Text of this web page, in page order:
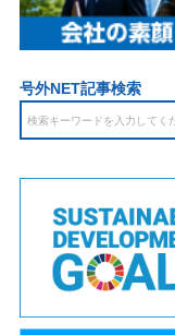
号外NET記事検索